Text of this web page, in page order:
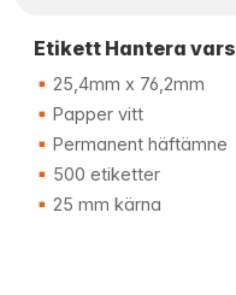
Etikett Hantera
25,4mm x 76,2mm
Papper vitt
Permanent häftämne
500 etiketter
25 mm kärna